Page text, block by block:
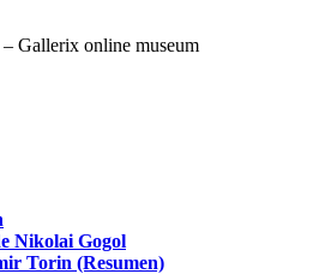
Nikolai Gogol
Torin (Resumen)